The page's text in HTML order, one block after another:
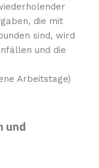
die mit
sind, wird
und die
Arbeitstage)
und